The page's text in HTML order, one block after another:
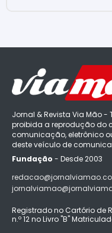
Jornal & Revista Via Mão -
proibida a reprodução do
comunicação, eletrônico
deste veículo de
Fundação - Desde 2003
Registrado no Cartório de
n.º 12 no Livro "B"